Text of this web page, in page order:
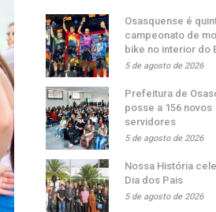
Osasquense é
campeonato de
bike no interior do
5 de agosto de 2026
Prefeitura de
posse a 156 novos
servidores
5 de agosto de 2026
Nossa História
Dia dos Pais
5 de agosto de 2026